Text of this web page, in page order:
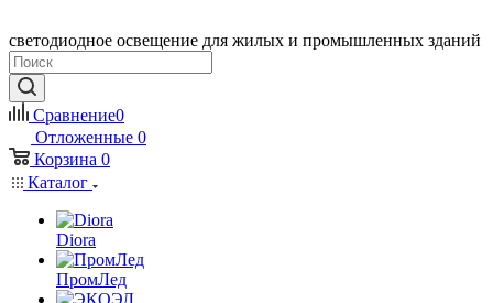
светодиодное освещение для жилых и промышленных зданий
Сравнение0
Отложенные 0
Корзина 0
Каталог
Diora
ПромЛед